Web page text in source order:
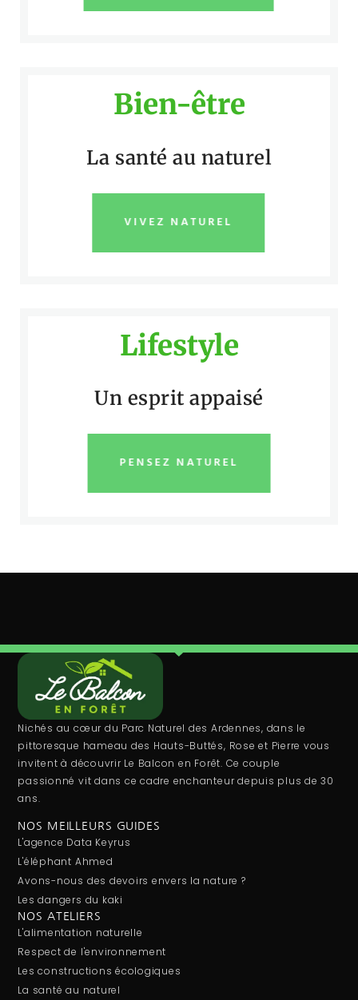
Bien-être
La santé au naturel
VIVEZ NATUREL
Lifestyle
Un esprit appaisé
PENSEZ NATUREL
Nichés au cœur du Parc Naturel des Ardennes, dans le
pittoresque hameau des Hauts-Buttés, Rose et Pierre vous
invitent à découvrir Le Balcon en Forêt. Ce couple
passionné vit dans ce cadre enchanteur depuis plus de 30
ans.
NOS MEILLEURS GUIDES
L'agence Data Keyrus
L'éléphant Ahmed
Avons-nous des devoirs envers la nature ?
Les dangers du kaki
NOS ATELIERS
L'alimentation naturelle
Respect de l'environnement
Les constructions écologiques
La santé au naturel